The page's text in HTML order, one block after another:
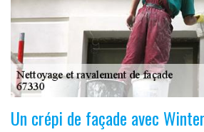
Un crépi de façade avec